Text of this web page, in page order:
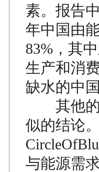
素。报告
年中国由
83%，其
生产和消
缺水的中
其他的
似的结论
与能源需